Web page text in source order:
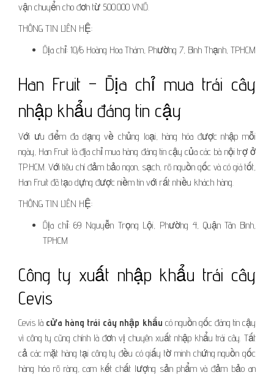
vận chuyển cho đơn từ 500.000 VNĐ.
THÔNG TIN LIÊN HỆ:
Địa chỉ: 10/6 Hoàng Hoa Thám, Phường 7, Bình Thạnh, TPHCM
Han Fruit – Địa chỉ mua trái cây
nhập khẩu đáng tin cậy
Với ưu điểm đa dạng về chủng loại, hàng hóa được nhập mỗi
ngày, Han Fruit là địa chỉ mua hàng đáng tin cậy của các bà nội trợ ở
TP.HCM. Với tiêu chí đảm bảo ngon, sạch, rõ nguồn gốc và có giá tốt,
Han Fruit đã tạo dựng được niềm tin với rất nhiều khách hàng.
THÔNG TIN LIÊN HỆ:
Địa chỉ: 69 Nguyễn Trọng Lội, Phường 4, Quận Tân Bình,
TPHCM
Công ty xuất nhập khẩu trái cây
Cevis
Cevis là cửa hàng trái cây nhập khẩu có nguồn gốc đáng tin cậy
vì công ty cũng chính là đơn vị chuyên xuất nhập khẩu trái cây. Tất
cả các mặt hàng tại công ty đều có giấy tờ minh chứng nguồn gốc
hàng hóa rõ ràng, cam kết chất lượng sản phẩm và đảm bảo an